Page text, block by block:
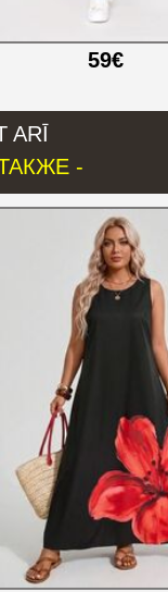
59€
ARĪ
-